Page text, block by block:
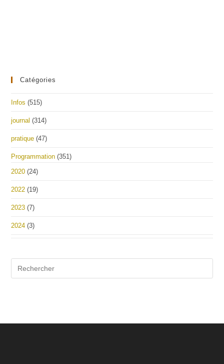
Catégories
Infos (515)
journal (314)
pratique (47)
Programmation (351)
2020 (24)
2022 (19)
2023 (7)
2024 (3)